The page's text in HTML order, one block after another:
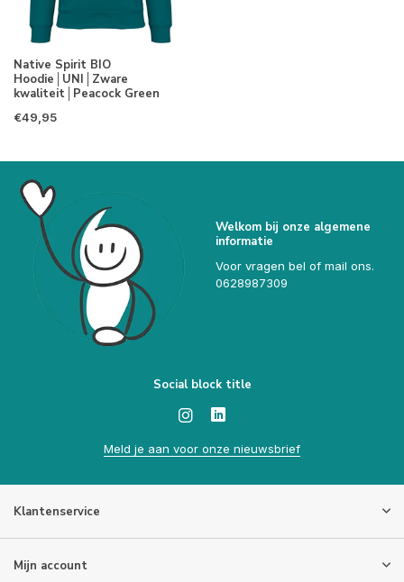
Native Spirit BIO
Hoodie│UNI│Zware
kwaliteit│Peacock Green
€49,95
Welkom bij onze algemene
informatie
Voor vragen bel of mail ons.
0628987309
Social block title
Meld je aan voor onze nieuwsbrief
Klantenservice
Mijn account